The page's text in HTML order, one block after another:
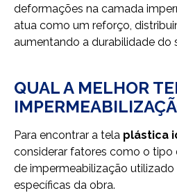
deformações na camada
atua como um reforço,
aumentando a durabilidade do
QUAL A MELHOR
Para encontrar a tela plástica
considerar fatores como o tipo
de impermeabilização utilizado
específicas da obra.